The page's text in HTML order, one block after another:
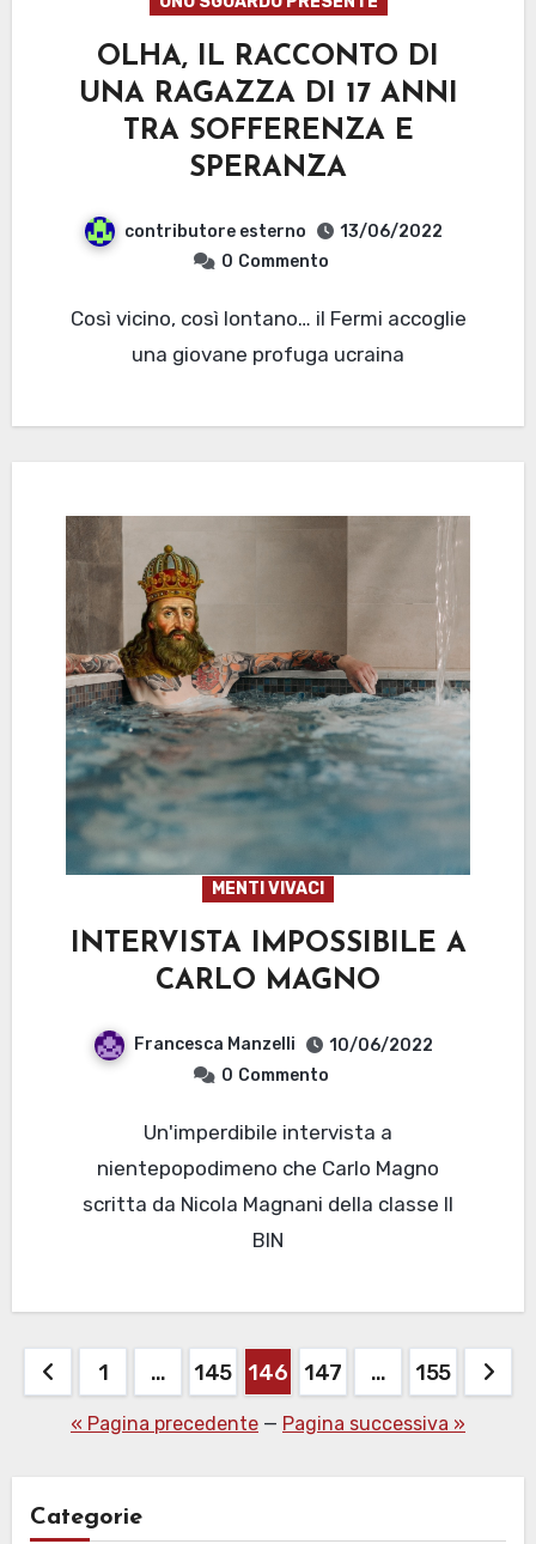
OLHA, IL RACCONTO DI
UNA RAGAZZA DI 17 ANNI
TRA SOFFERENZA E
SPERANZA
contributore esterno
13/06/2022
0 Commento
Così vicino, così lontano… il Fermi accoglie
una giovane profuga ucraina
MENTI VIVACI
INTERVISTA IMPOSSIBILE A
CARLO MAGNO
Francesca Manzelli
10/06/2022
0 Commento
Un'imperdibile intervista a
nientepopodimeno che Carlo Magno
scritta da Nicola Magnani della classe II
BIN
Paginazione
degli
1 … 145 146 147 … 155
« Pagina precedente — Pagina successiva »
Categorie